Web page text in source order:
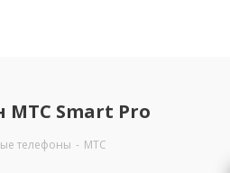
МТС Smart Pro
телефоны - МТС